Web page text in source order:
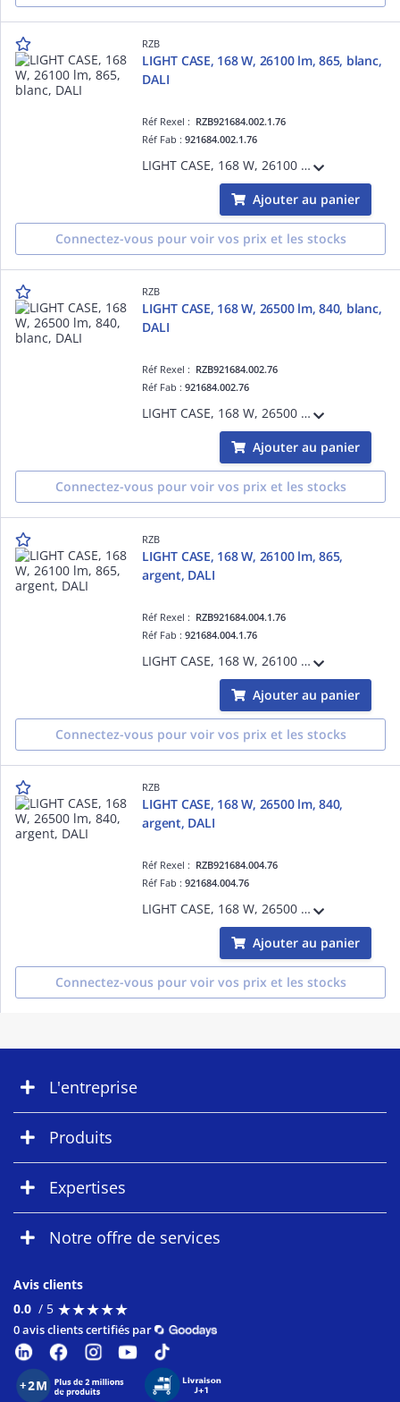
RZB
LIGHT CASE, 168 W, 26100 lm, 865, blanc,
DALI
Réf Rexel : RZB921684.002.1.76
Réf Fab :921684.002.1.76
LIGHT CASE, 168 W, 26100 lm, 865, blanc, DALI, Projecteurs pour halls, L 544 B 397 H 110, 55°/56°
Ajouter au panier
Connectez-vous pour voir vos prix et les stocks
RZB
LIGHT CASE, 168 W, 26500 lm, 840, blanc,
DALI
Réf Rexel : RZB921684.002.76
Réf Fab :921684.002.76
LIGHT CASE, 168 W, 26500 lm, 840, blanc, DALI, Projecteurs pour halls, L 544 B 397 H 110, 55°/57°
Ajouter au panier
Connectez-vous pour voir vos prix et les stocks
RZB
LIGHT CASE, 168 W, 26100 lm, 865,
argent, DALI
Réf Rexel : RZB921684.004.1.76
Réf Fab :921684.004.1.76
LIGHT CASE, 168 W, 26100 lm, 865, argent, DALI, Projecteurs pour halls, L 544 B 397 H 110, 55°/56°
Ajouter au panier
Connectez-vous pour voir vos prix et les stocks
RZB
LIGHT CASE, 168 W, 26500 lm, 840,
argent, DALI
Réf Rexel : RZB921684.004.76
Réf Fab :921684.004.76
LIGHT CASE, 168 W, 26500 lm, 840, argent, DALI, Projecteurs pour halls, L 544 B 397 H 110, 55°/57°
Ajouter au panier
Connectez-vous pour voir vos prix et les stocks
L'entreprise
Produits
Expertises
Notre offre de services
Avis clients
0.0 / 5 ★★★★★
★★★★★
0 avis clients certifiés par